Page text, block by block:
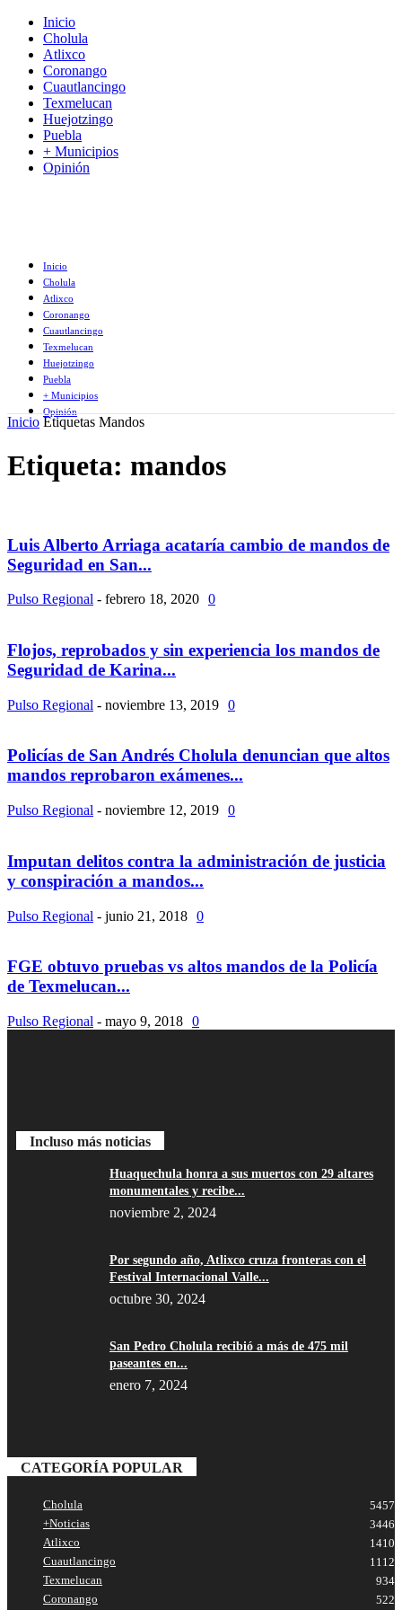
Inicio
Cholula
Atlixco
Coronango
Cuautlancingo
Texmelucan
Huejotzingo
Puebla
+ Municipios
Opinión
Inicio
Cholula
Atlixco
Coronango
Cuautlancingo
Texmelucan
Huejotzingo
Puebla
+ Municipios
Opinión
Inicio Etiquetas Mandos
Etiqueta: mandos
Luis Alberto Arriaga acataría cambio de mandos de
Seguridad en San...
Pulso Regional - febrero 18, 2020 0
Flojos, reprobados y sin experiencia los mandos de
Seguridad de Karina...
Pulso Regional - noviembre 13, 2019 0
Policías de San Andrés Cholula denuncian que altos
mandos reprobaron exámenes...
Pulso Regional - noviembre 12, 2019 0
Imputan delitos contra la administración de justicia
y conspiración a mandos...
Pulso Regional - junio 21, 2018 0
FGE obtuvo pruebas vs altos mandos de la Policía
de Texmelucan...
Pulso Regional - mayo 9, 2018 0
Incluso más noticias
Huaquechula honra a sus muertos con 29 altares
monumentales y recibe...
noviembre 2, 2024
Por segundo año, Atlixco cruza fronteras con el
Festival Internacional Valle...
octubre 30, 2024
San Pedro Cholula recibió a más de 475 mil
paseantes en...
enero 7, 2024
CATEGORÍA POPULAR
Cholula
5457
+Noticias
3446
Atlixco
1410
Cuautlancingo
1112
Texmelucan
934
Coronango
522